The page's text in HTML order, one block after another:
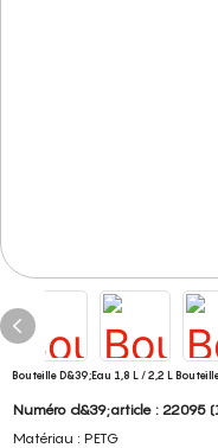
Bouteille D&39;eau 1,8 L / 2,2 L
Numéro d&39;article : 22095
Matériau : PETG